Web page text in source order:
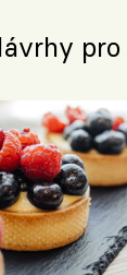
pro